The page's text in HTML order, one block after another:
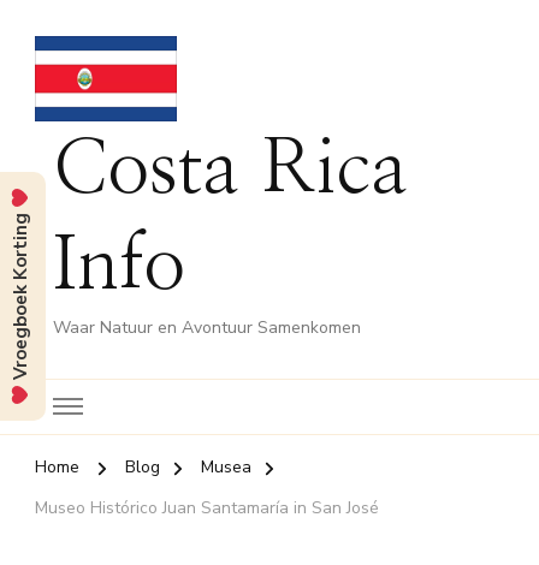
Costa Rica
Info
Waar Natuur en Avontuur Samenkomen
Home Blog
Musea
Museo Histórico Juan Santamaría in San José
Vroegboek Korting